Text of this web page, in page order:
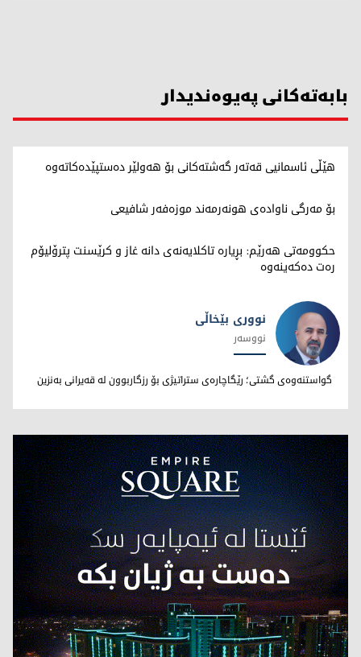
بابەتەکانی پەیوەندیدار
هێڵی ئاسمانیی قەتەر گەشتەکانی بۆ هەولێر دەستپێدەکاتەوە
بۆ مەرگی ناوادەی هونەرمەند موزەفەر شافیعی
حکوومەتی هەرێم: بڕیارە تاکلایەنەی دانە غاز و کرێسنت پترۆلیۆم
رەت دەکەینەوە
نووری بێخاڵی
نووری بێخاڵی
نووسەر
گواستنەوەی گشتی؛ رێگاچارەی ستراتیژی بۆ رزگاربوون لە قەیرانی بەنزین